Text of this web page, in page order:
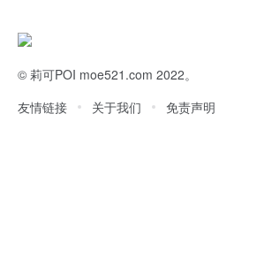
© 莉可POI moe521.com 2022。
友情链接
关于我们 免责声明